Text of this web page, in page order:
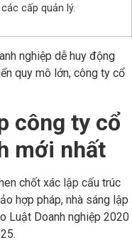
cấp quản lý.
nghiệp dễ huy động
quy mô lớn, công ty cổ
công ty cổ
mới nhất
chốt xác lập cấu trúc
hợp pháp, nhà sáng lập
Luật Doanh nghiệp 2020